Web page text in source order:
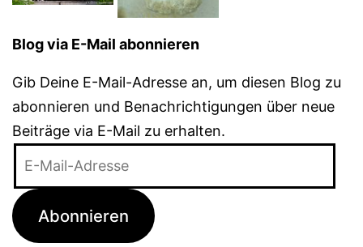
Blog via E-Mail abonnieren
Gib Deine E-Mail-Adresse an, um diesen Blog zu
abonnieren und Benachrichtigungen über neue
Beiträge via E-Mail zu erhalten.
Adresse
Abonnieren